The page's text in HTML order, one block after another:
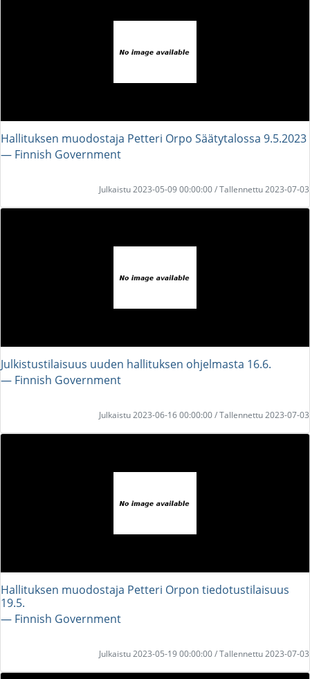
Hallituksen muodostaja Petteri Orpo Säätytalossa 9.5.2023
― Finnish Government
Julkaistu 2023-05-09 00:00:00 / Tallennettu 2023-07-03
Julkistustilaisuus uuden hallituksen ohjelmasta 16.6.
― Finnish Government
Julkaistu 2023-06-16 00:00:00 / Tallennettu 2023-07-03
Hallituksen muodostaja Petteri Orpon tiedotustilaisuus
19.5.
― Finnish Government
Julkaistu 2023-05-19 00:00:00 / Tallennettu 2023-07-03